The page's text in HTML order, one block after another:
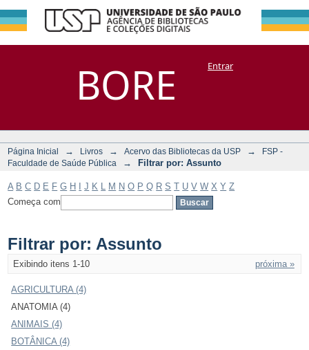
BORE
Filtrar por:
Assunto
DSpace/Manakin + CoriscoEntrar
Página Inicial → Livros → Acervo das Bibliotecas da USP →
FSP -
Faculdade de Saúde Pública
→ Filtrar por: Assunto
A B C D E F G H J K M N O P Q R S T U V W X Y Z
Começa com
Filtrar por: Assunto
Exibindo itens 1-10 próxima »
AGRICULTURA (4)
ANATOMIA (4)
ANIMAIS (4)
BOTÂNICA (4)